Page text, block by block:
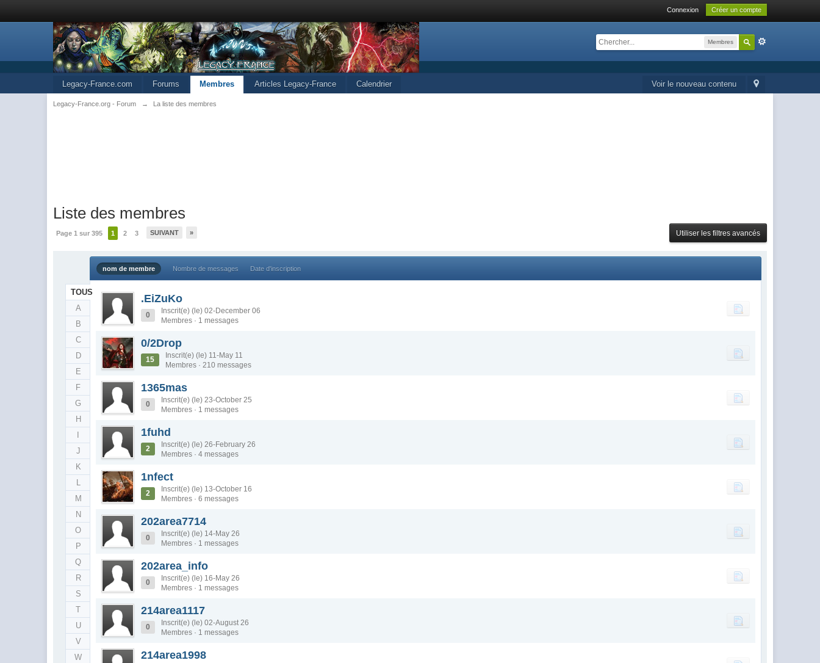
Connexion Créer un compte
Membres
Voir le nouveau contenu
Legacy-France.com Forums Membres Articles Legacy-France Calendrier
Legacy-France.org - Forum → La liste des membres
Liste des membres
Page 1 sur 395 1 2 3 SUIVANT » Utiliser les filtres avancés
TOUS
A
B
C
D
E
F
G
H
J
K
L
M
N
O
P
Q
R
S
T
U
V
W
nom de membre Nombre de messages Date d'inscription
.EiZuKo
0
Inscrit(e) (le) 02-December 06
Membres · 1 messages
0/2Drop
15
Inscrit(e) (le) 11-May 11
Membres · 210 messages
1365mas
0
Inscrit(e) (le) 23-October 25
Membres · 1 messages
1fuhd
2
Inscrit(e) (le) 26-February 26
Membres · 4 messages
1nfect
2
Inscrit(e) (le) 13-October 16
Membres · 6 messages
202area7714
0
Inscrit(e) (le) 14-May 26
Membres · 1 messages
202area_info
0
Inscrit(e) (le) 16-May 26
Membres · 1 messages
214area1117
0
Inscrit(e) (le) 02-August 26
Membres · 1 messages
214area1998